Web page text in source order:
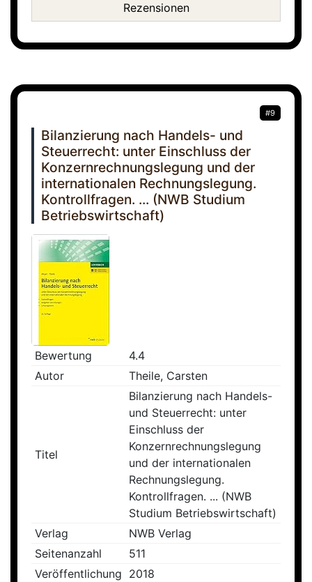
Rezensionen
#9
Bilanzierung nach Handels- und
Steuerrecht: unter Einschluss der
Konzernrechnungslegung und der
internationalen Rechnungslegung.
Kontrollfragen. ... (NWB Studium
Betriebswirtschaft)
Bewertung
4.4
Autor
Theile, Carsten
Titel
Bilanzierung nach Handels-
und Steuerrecht: unter
Einschluss der
Konzernrechnungslegung
und der internationalen
Rechnungslegung.
Kontrollfragen. ... (NWB
Studium Betriebswirtschaft)
Verlag
NWB Verlag
Seitenanzahl
511
Veröffentlichung 2018